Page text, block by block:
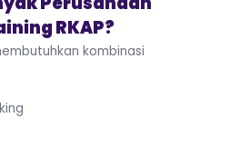
RKAP?
kombinasi